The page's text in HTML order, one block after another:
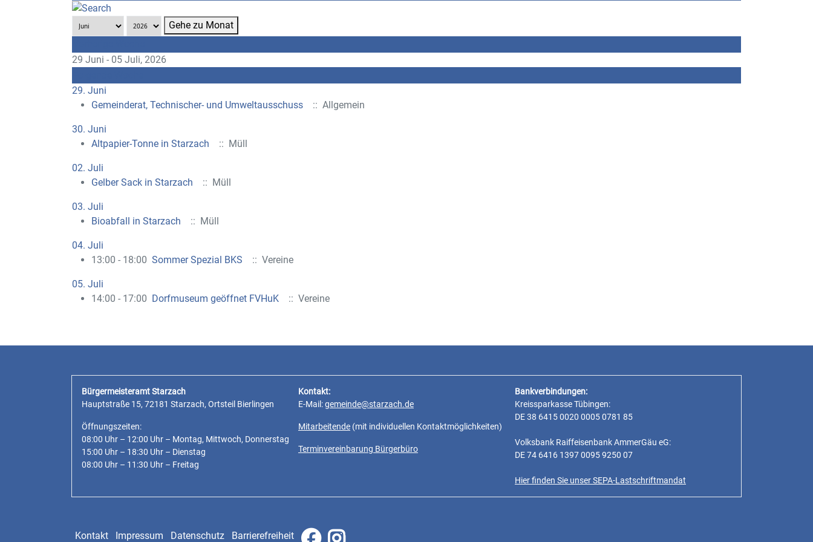
Gehe zu Monat
29 Juni - 05 Juli, 2026
29. Juni
Gemeinderat, Technischer- und Umweltausschuss
:: Allgemein
30. Juni
Altpapier-Tonne in Starzach
:: Müll
02. Juli
Gelber Sack in Starzach
:: Müll
03. Juli
Bioabfall in Starzach
:: Müll
04. Juli
13:00 - 18:00 Sommer Spezial BKS :: Vereine
05. Juli
14:00 - 17:00 Dorfmuseum geöffnet FVHuK :: Vereine
Bürgermeisteramt Starzach
Hauptstraße 15, 72181 Starzach, Ortsteil Bierlingen
Öffnungszeiten:
08:00 Uhr – 12:00 Uhr – Montag, Mittwoch, Donnerstag
15:00 Uhr – 18:30 Uhr – Dienstag
08:00 Uhr – 11:30 Uhr – Freitag
Kontakt:
E-Mail:gemeinde@starzach.de
Mitarbeitende (mit individuellen Kontaktmöglichkeiten)
Terminvereinbarung Bürgerbüro
Bankverbindungen:
Kreissparkasse Tübingen:
DE 38 6415 0020 0005 0781 85
Volksbank Raiffeisenbank AmmerGäu eG:
DE 74 6416 1397 0095 9250 07
Hier finden Sie unser SEPA-Lastschriftmandat
Kontakt Impressum Datenschutz Barrierefreiheit